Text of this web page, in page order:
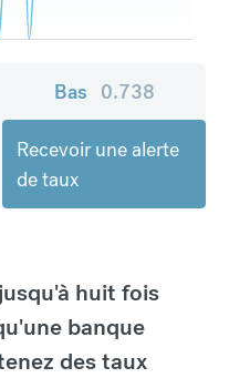
Bas 0.738
Recevoir une alerte
de taux
huit fois
banque
des taux